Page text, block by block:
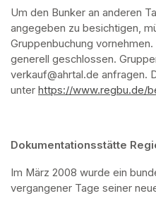
Um den Bunker an anderen
angegeben zu besichtigen,
Gruppenbuchung
generell geschlossen.
verkauf@ahrtal.de anfragen.
unter https://www.regbu.de/
Dokumentationsstätte
Im März 2008 wurde ein
vergangener Tage seiner